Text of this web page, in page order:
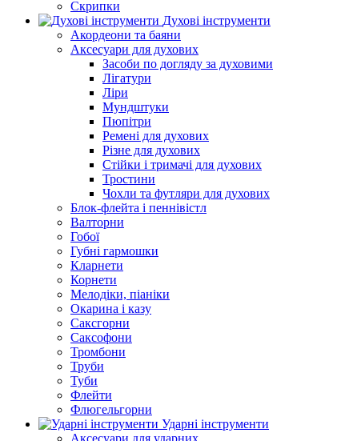
Скрипки
Духові інструменти
Акордеони та баяни
Аксесуари для духових
Засоби по догляду за духовими
Лігатури
Ліри
Мундштуки
Пюпітри
Ремені для духових
Різне для духових
Стійки і тримачі для духових
Тростини
Чохли та футляри для духових
Блок-флейта і пеннівістл
Валторни
Гобої
Губні гармошки
Кларнети
Корнети
Мелодіки, піаніки
Окарина і казу
Саксгорни
Саксофони
Тромбони
Труби
Туби
Флейти
Флюгельгорни
Ударні інструменти
Аксесуари для ударних